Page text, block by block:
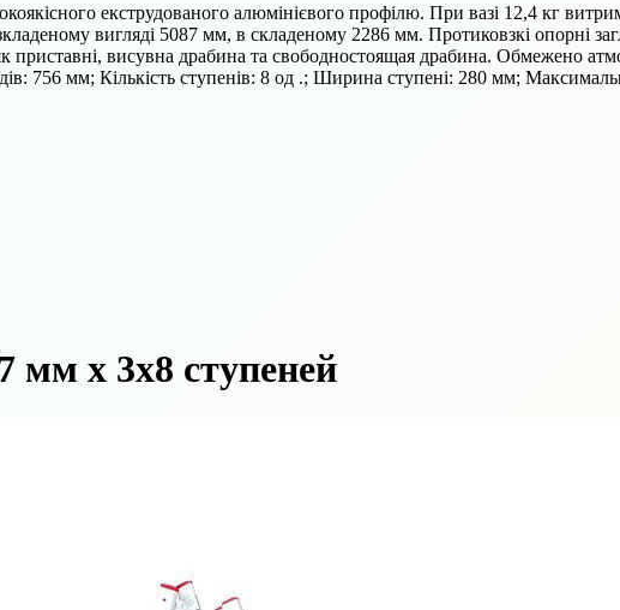
екструдованого алюмінієвого профілю. При вазі 12,4 кг
вигляді 5087 мм, в складеному 2286 мм. Протиковзкі опорні
висувна драбина та свободностоящая драбина. Обмежено
756 мм; Кількість ступенів: 8 од .; Ширина ступені: 280 мм;
мм х 3x8 ступеней